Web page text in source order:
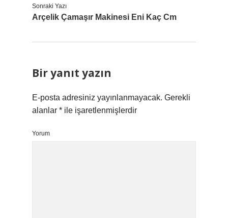
Sonraki Yazı
Arçelik Çamaşır Makinesi Eni Kaç Cm
Bir yanıt yazın
E-posta adresiniz yayınlanmayacak. Gerekli
alanlar * ile işaretlenmişlerdir
Yorum